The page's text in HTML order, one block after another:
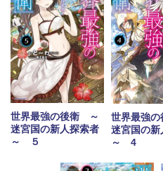
世界最強の後衛 ～
迷宮国の新人探索者
～ ５
世界最強
迷宮国の新
～ 4